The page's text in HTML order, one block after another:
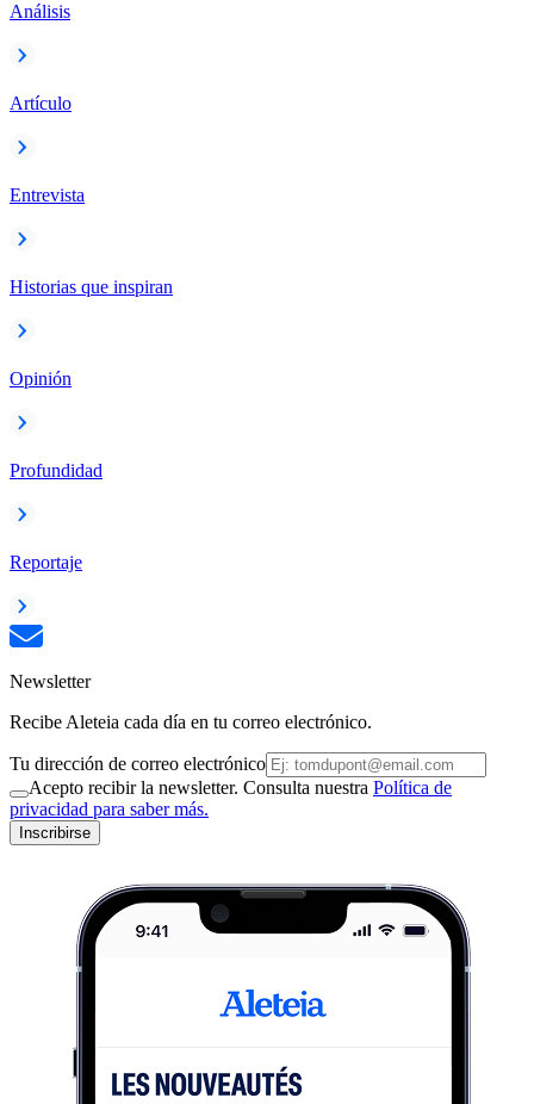
Análisis
Artículo
Entrevista
Historias que inspiran
Opinión
Profundidad
Reportaje
Newsletter
Recibe Aleteia cada día en tu correo electrónico.
Tu dirección de correo electrónico
Acepto recibir la newsletter. Consulta nuestra Política de
privacidad para saber más.
Inscribirse